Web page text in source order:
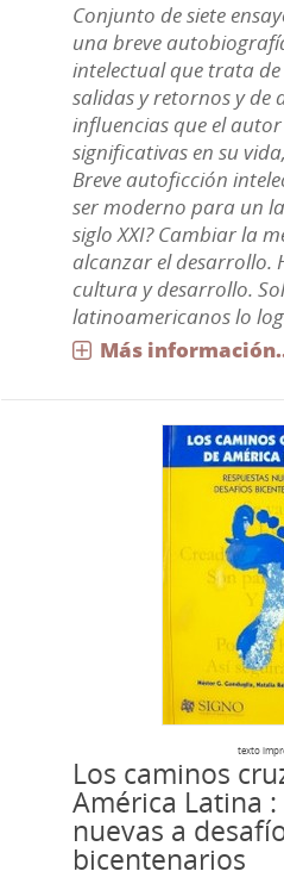
Conjunto de siete
una breve
intelectual que trata de
salidas y retornos y de
influencias que el
significativas en su
Breve autoficción
ser moderno para un
siglo XXI? Cambiar la
alcanzar el desarrollo.
cultura y desarrollo.
latinoamericanos lo
Más
texto
Los caminos
América Latina
nuevas a
bicentenarios